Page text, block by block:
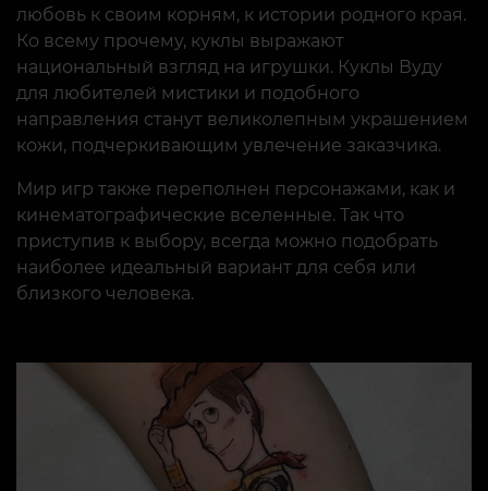
любовь к своим корням, к истории родного края.
Ко всему прочему, куклы выражают
национальный взгляд на игрушки. Куклы Вуду
для любителей мистики и подобного
направления станут великолепным украшением
кожи, подчеркивающим увлечение заказчика.
Мир игр также переполнен персонажами, как и
кинематографические вселенные. Так что
приступив к выбору, всегда можно подобрать
наиболее идеальный вариант для себя или
близкого человека.